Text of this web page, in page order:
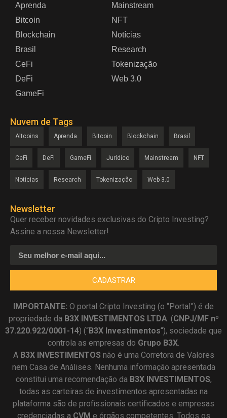
Aprenda
Bitcoin
Blockchain
Brasil
CeFi
DeFi
GameFi
Mainstream
NFT
Notícias
Research
Tokenização
Web 3.0
Nuvem de Tags
Altcoins Aprenda Bitcoin Blockchain Brasil
CeFi DeFi GameFi Jurídico Mainstream NFT
Notícias Research Tokenização Web 3.0
Newsletter
Quer receber novidades exclusivas do Cripto Investing?
Assine a nossa Newsletter!
CADASTRAR
IMPORTANTE: O portal Cripto Investing (o “Portal”) é de
propriedade da B3X INVESTIMENTOS LTDA. (CNPJ/MF nº
37.220.922/0001-14) (“B3X Investimentos“), sociedade que
controla as empresas do Grupo B3X.
A B3X INVESTIMENTOS não é uma Corretora de Valores
nem Casa de Análises. Nenhuma informação apresentada
constitui uma recomendação da B3X INVESTIMENTOS,
todas as carteiras de investimentos apresentadas na
plataforma são de profissionais certificados e empresas
credenciadas a CVM e órgãos competentes. Todos os